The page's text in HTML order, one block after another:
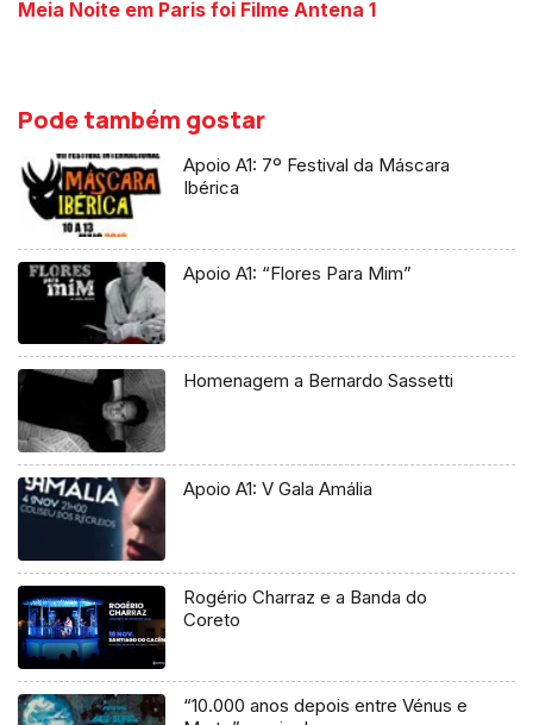
Meia Noite em Paris foi Filme Antena 1
Pode também gostar
Apoio A1: 7º Festival da Máscara
Ibérica
Apoio A1: “Flores Para Mim”
Homenagem a Bernardo Sassetti
Apoio A1: V Gala Amália
Rogério Charraz e a Banda do
Coreto
“10.000 anos depois entre Vénus e